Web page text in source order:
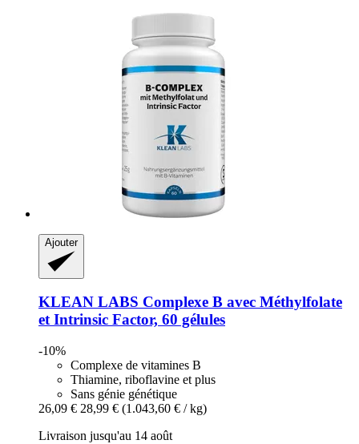
Ajouter
KLEAN LABS Complexe B avec Méthylfolate
et Intrinsic Factor, 60 gélules
-10%
Complexe de vitamines B
Thiamine, riboflavine et plus
Sans génie génétique
26,09 € 28,99 € (1.043,60 € / kg)
Livraison jusqu'au 14 août